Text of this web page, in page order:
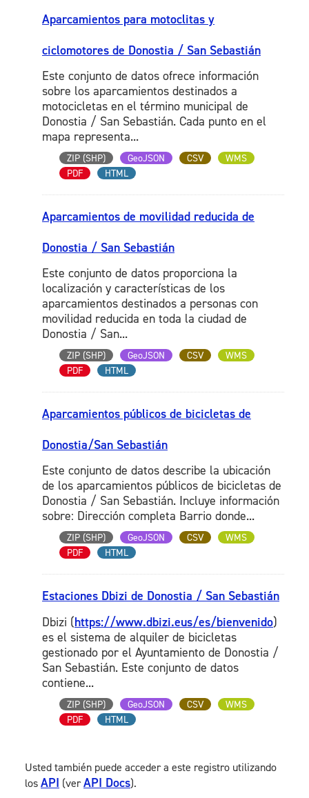
Aparcamientos para motoclitas y
ciclomotores de Donostia / San Sebastián
Este conjunto de datos ofrece información
sobre los aparcamientos destinados a
motocicletas en el término municipal de
Donostia / San Sebastián. Cada punto en el
mapa representa...
ZIP (SHP) GeoJSON CSV
WMS
PDF
HTML
Aparcamientos de movilidad reducida de
Donostia / San Sebastián
Este conjunto de datos proporciona la
localización y características de los
aparcamientos destinados a personas con
movilidad reducida en toda la ciudad de
Donostia / San...
ZIP (SHP) GeoJSON CSV
WMS
PDF
HTML
Aparcamientos públicos de bicicletas de
Donostia/San Sebastián
Este conjunto de datos describe la ubicación
de los aparcamientos públicos de bicicletas de
Donostia / San Sebastián. Incluye información
sobre: Dirección completa Barrio donde...
ZIP (SHP) GeoJSON CSV
WMS
PDF
HTML
Estaciones Dbizi de Donostia / San Sebastián
Dbizi (https://www.dbizi.eus/es/bienvenido)
es el sistema de alquiler de bicicletas
gestionado por el Ayuntamiento de Donostia /
San Sebastián. Este conjunto de datos
contiene...
ZIP (SHP) GeoJSON CSV
WMS
PDF
HTML
Usted también puede acceder a este registro utilizando
los API (verAPI Docs).